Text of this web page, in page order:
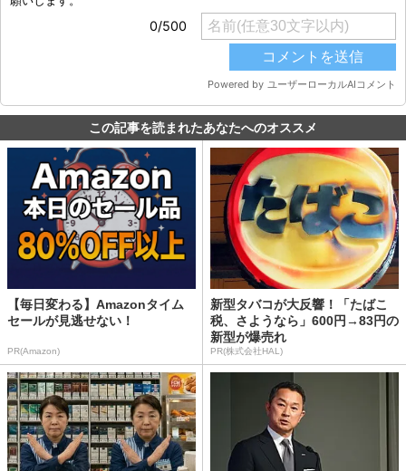
この記事を読まれたあなたへのオススメ
【毎日変わる】Amazonタイム
セールが見逃せない！
PR(Amazon)
新型タバコが大反響！「たばこ
税、さようなら」600円→83円の
新型が爆売れ
PR(株式会社HAL)